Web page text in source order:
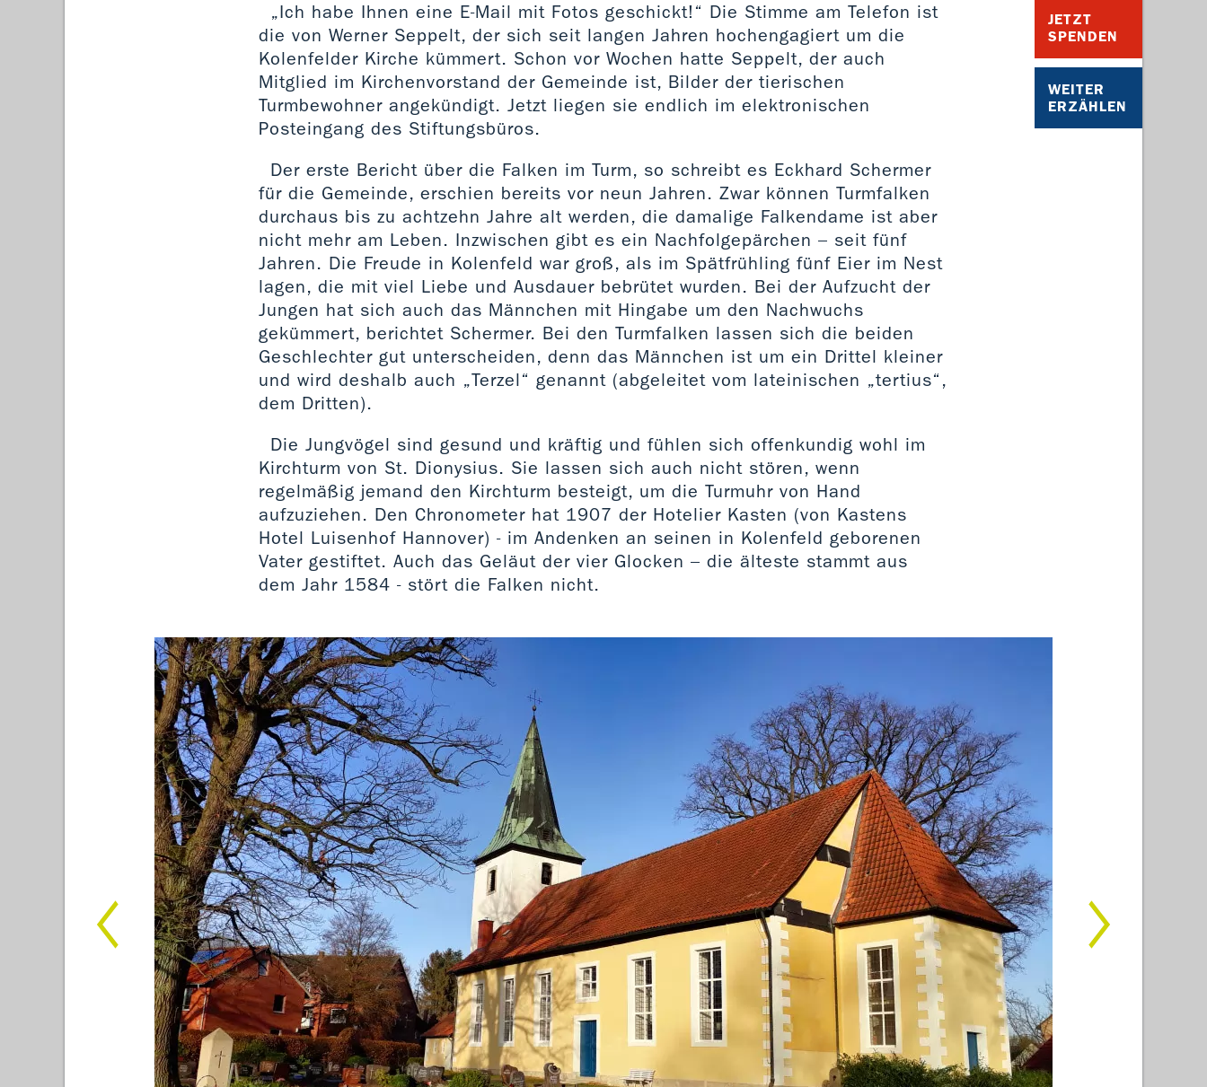
JETZT
SPENDEN
WEITER
ERZÄHLEN
„Ich habe Ihnen eine E-Mail mit Fotos geschickt!“ Die Stimme am Telefon ist
die von Werner Seppelt, der sich seit langen Jahren hochengagiert um die
Kolenfelder Kirche kümmert. Schon vor Wochen hatte Seppelt, der auch
Mitglied im Kirchenvorstand der Gemeinde ist, Bilder der tierischen
Turmbewohner angekündigt. Jetzt liegen sie endlich im elektronischen
Posteingang des Stiftungsbüros.
Der erste Bericht über die Falken im Turm, so schreibt es Eckhard Schermer
für die Gemeinde, erschien bereits vor neun Jahren. Zwar können Turmfalken
durchaus bis zu achtzehn Jahre alt werden, die damalige Falkendame ist aber
nicht mehr am Leben. Inzwischen gibt es ein Nachfolgepärchen – seit fünf
Jahren. Die Freude in Kolenfeld war groß, als im Spätfrühling fünf Eier im Nest
lagen, die mit viel Liebe und Ausdauer bebrütet wurden. Bei der Aufzucht der
Jungen hat sich auch das Männchen mit Hingabe um den Nachwuchs
gekümmert, berichtet Schermer. Bei den Turmfalken lassen sich die beiden
Geschlechter gut unterscheiden, denn das Männchen ist um ein Drittel kleiner
und wird deshalb auch „Terzel“ genannt (abgeleitet vom lateinischen „tertius“,
dem Dritten).
Die Jungvögel sind gesund und kräftig und fühlen sich offenkundig wohl im
Kirchturm von St. Dionysius. Sie lassen sich auch nicht stören, wenn
regelmäßig jemand den Kirchturm besteigt, um die Turmuhr von Hand
aufzuziehen. Den Chronometer hat 1907 der Hotelier Kasten (von Kastens
Hotel Luisenhof Hannover) - im Andenken an seinen in Kolenfeld geborenen
Vater gestiftet. Auch das Geläut der vier Glocken – die älteste stammt aus
dem Jahr 1584 - stört die Falken nicht.